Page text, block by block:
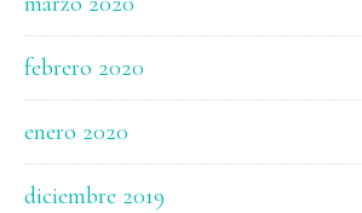
febrero 2020
enero 2020
diciembre 2019